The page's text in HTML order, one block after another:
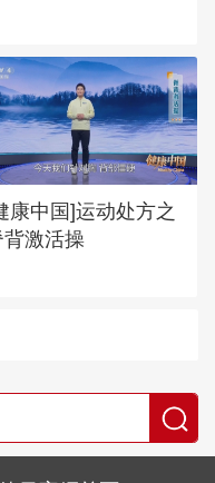
康中国]运动处方之
背激活操